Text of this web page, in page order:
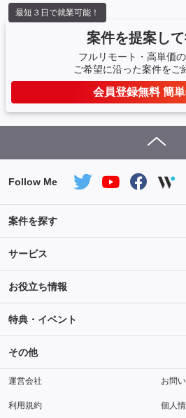
案件を提案し
フルリモート・高単価の
ご希望に沿った案件をご
会員登録無料 簡単
最短３日で就業可能！
Follow Me
案件を探す
条件を指定して案件を探す
Salesforce案件特集 AWS
サービス
サービス紹介
ご登録から参画までの流れ フリ
お役立ち情報
ライフ
キャリア スキ
特典・イベント
セミナー
その他
メディアパートナー 採用
運営会社 お問
利用規約 個人